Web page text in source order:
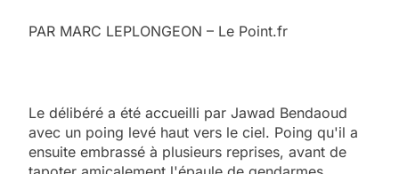
PAR MARC LEPLONGEON – Le Point.fr
Le délibéré a été accueilli par Jawad Bendaoud
avec un poing levé haut vers le ciel. Poing qu'il a
ensuite embrassé à plusieurs reprises, avant de